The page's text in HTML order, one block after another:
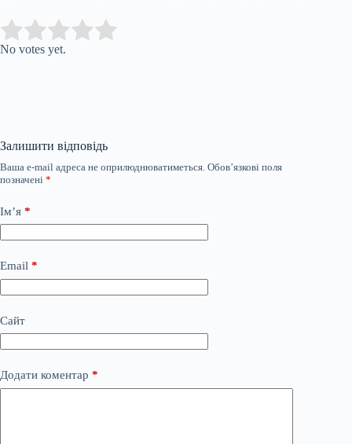
Rate this item:
No votes yet.
Залишити відповідь
Ваша e-mail адреса не оприлюднюватиметься. Обов’язкові поля
позначені *
Ім’я *
Email *
Сайт
Додати коментар *